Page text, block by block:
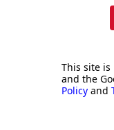
This site is
and the
Policy and